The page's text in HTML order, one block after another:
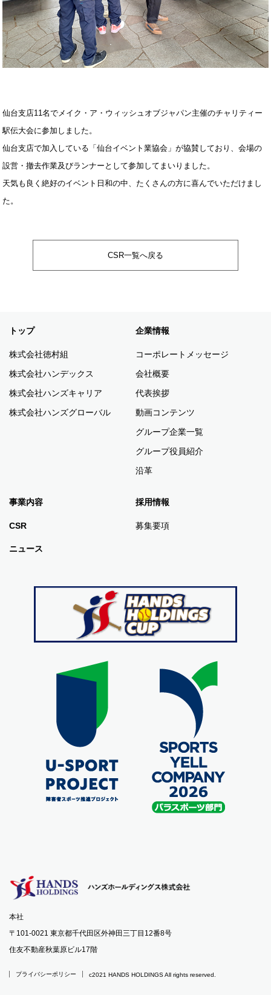
仙台支店11名でメイク・ア・ウィッシュオブジャパン主催のチャリティー
駅伝大会に参加しました。
仙台支店で加入している「仙台イベント業協会」が協賛しており、会場の
設営・撤去作業及びランナーとして参加してまいりました。
天気も良く絶好のイベント日和の中、たくさんの方に喜んでいただけまし
た。
CSR一覧へ戻る
トップ
株式会社徳村組
株式会社ハンデックス
株式会社ハンズキャリア
株式会社ハンズグローバル
企業情報
コーポレートメッセージ
会社概要
代表挨拶
動画コンテンツ
グループ企業一覧
グループ役員紹介
沿革
事業内容
CSR
ニュース
採用情報
募集要項
本社
〒101-0021 東京都千代田区外神田三丁目12番8号
住友不動産秋葉原ビル17階
プライバシーポリシー c2021 HANDS HOLDINGS All rights reserved.